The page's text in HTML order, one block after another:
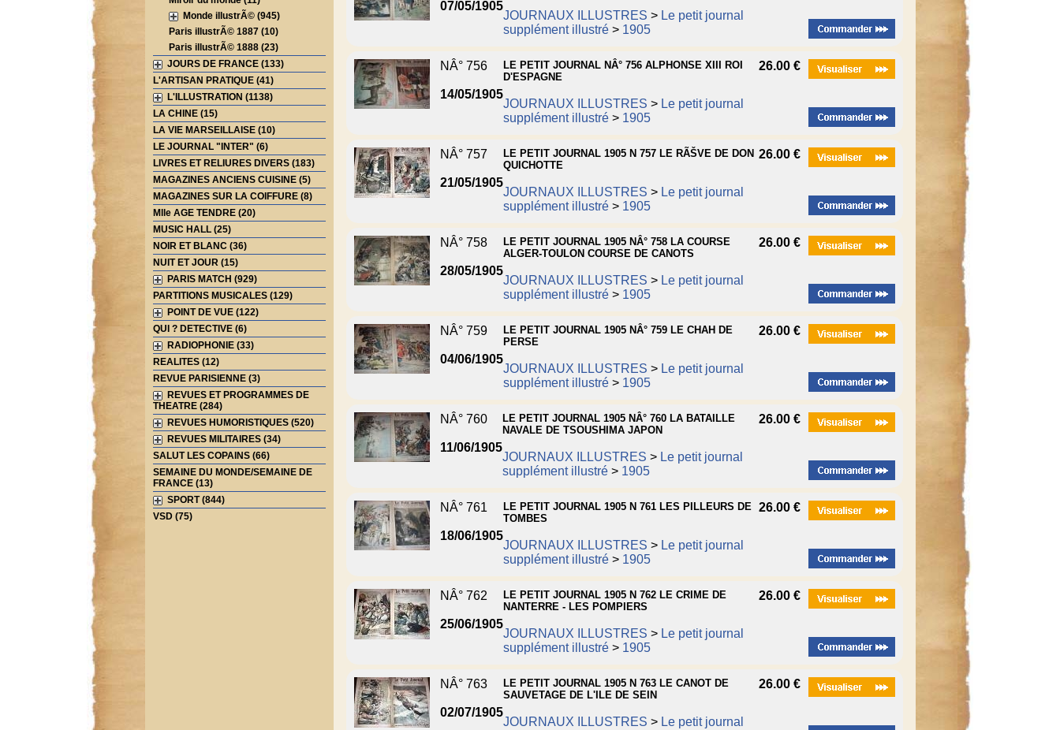
Monde illustrÃ© (945)
Paris illustrÃ© 1887 (10)
Paris illustrÃ© 1888 (23)
JOURS DE FRANCE (133)
L'ARTISAN PRATIQUE (41)
L'ILLUSTRATION (1138)
LA CHINE (15)
LA VIE MARSEILLAISE (10)
LE JOURNAL "INTER" (6)
LIVRES ET RELIURES DIVERS (183)
MAGAZINES ANCIENS CUISINE (5)
MAGAZINES SUR LA COIFFURE (8)
Mlle AGE TENDRE (20)
MUSIC HALL (25)
NOIR ET BLANC (36)
NUIT ET JOUR (15)
PARIS MATCH (929)
PARTITIONS MUSICALES (129)
POINT DE VUE (122)
QUI ? DETECTIVE (6)
RADIOPHONIE (33)
REALITES (12)
REVUE PARISIENNE (3)
REVUES ET PROGRAMMES DE
THEATRE (284)
REVUES HUMORISTIQUES (520)
REVUES MILITAIRES (34)
SALUT LES COPAINS (66)
SEMAINE DU MONDE/SEMAINE DE
FRANCE (13)
SPORT (844)
VSD (75)
07/05/1905
JOURNAUX ILLUSTRES > Le petit journal
supplément illustré> 1905
NÂ° 756
14/05/1905
LE PETIT JOURNAL NÂ° 756 ALPHONSE XIII ROI
D'ESPAGNE
JOURNAUX ILLUSTRES > Le petit journal
supplément illustré> 1905
26.00 €
NÂ° 757
21/05/1905
LE PETIT JOURNAL 1905 N 757 LE RÃŠVE DE DON
QUICHOTTE
JOURNAUX ILLUSTRES > Le petit journal
supplément illustré> 1905
26.00 €
NÂ° 758
28/05/1905
LE PETIT JOURNAL 1905 NÂ° 758 LA COURSE
ALGER-TOULON COURSE DE CANOTS
JOURNAUX ILLUSTRES > Le petit journal
supplément illustré> 1905
26.00 €
NÂ° 759
04/06/1905
LE PETIT JOURNAL 1905 NÂ° 759 LE CHAH DE
PERSE
JOURNAUX ILLUSTRES > Le petit journal
supplément illustré> 1905
26.00 €
NÂ° 760
11/06/1905
LE PETIT JOURNAL 1905 NÂ° 760 LA BATAILLE
NAVALE DE TSOUSHIMA JAPON
JOURNAUX ILLUSTRES > Le petit journal
supplément illustré> 1905
26.00 €
NÂ° 761
18/06/1905
LE PETIT JOURNAL 1905 N 761 LES PILLEURS DE
TOMBES
JOURNAUX ILLUSTRES > Le petit journal
supplément illustré> 1905
26.00 €
NÂ° 762
25/06/1905
LE PETIT JOURNAL 1905 N 762 LE CRIME DE
NANTERRE - LES POMPIERS
JOURNAUX ILLUSTRES > Le petit journal
supplément illustré> 1905
26.00 €
NÂ° 763
02/07/1905
LE PETIT JOURNAL 1905 N 763 LE CANOT DE
SAUVETAGE DE L'ILE DE SEIN
JOURNAUX ILLUSTRES > Le petit journal
26.00 €